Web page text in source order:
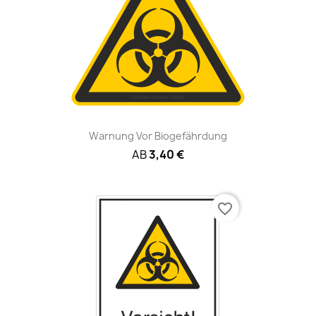
Warnung Vor Biogefährdung
AB3,40 €
favorite_border